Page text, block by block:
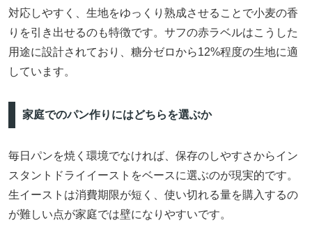
対応しやすく、生地をゆっくり熟成させることで小麦の香
りを引き出せるのも特徴です。サフの赤ラベルはこうした
用途に設計されており、糖分ゼロから12%程度の生地に適
しています。
家庭でのパン作りにはどちらを選ぶか
毎日パンを焼く環境でなければ、保存のしやすさからイン
スタントドライイーストをベースに選ぶのが現実的です。
生イーストは消費期限が短く、使い切れる量を購入するの
が難しい点が家庭では壁になりやすいです。